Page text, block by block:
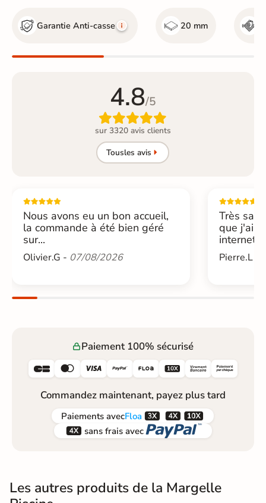
Garantie Anti-casse 20 mm
4.8/5

sur 3320 avis clients
Tousles avis
Nous avons eu un bon accueil,
la commande à été bien géré
sur...
Olivier.G - 07/08/2026
Très
que j'ai
internet....
Pierre.L -
Paiement 100% sécurisé
     
Commandez maintenant, payez plus tard
Paiements avecFloa  
 sans frais avec 
Les autres produits de la Margelle